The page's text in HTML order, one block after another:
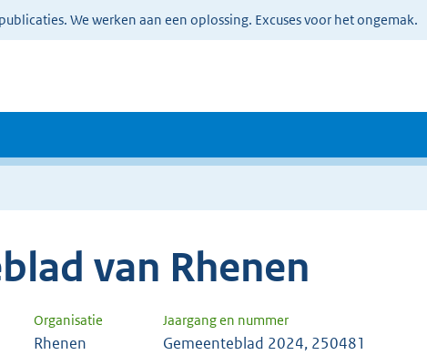
We werken aan een oplossing. Excuses voor het ongemak.
van Rhenen
Organisatie Jaargang en nummer
Rhenen Gemeenteblad 2024, 250481